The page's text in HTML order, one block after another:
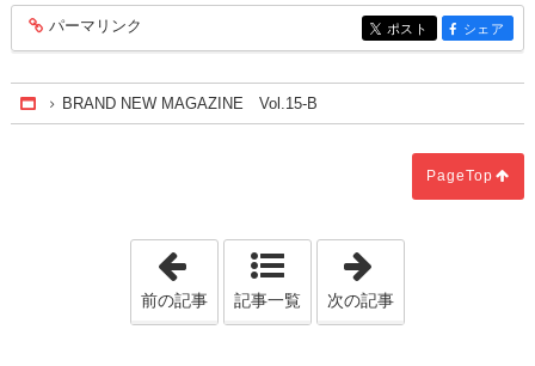
entry356
パーマリンク entry356
ポスト entry356
シェア
Home
BRAND NEW MAGAZINE Vol.15-B
PageTop
「BRAND NEW MAGAZINE Vol.15-A」
前の記事 記事一覧 次の記事